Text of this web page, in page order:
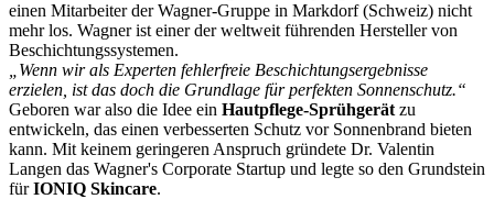
einen Mitarbeiter der Wagner-Gruppe in Markdorf (Schweiz) nicht
mehr los. Wagner ist einer der weltweit führenden Hersteller von
Beschichtungssystemen.
„Wenn wir als Experten fehlerfreie Beschichtungsergebnisse
erzielen, ist das doch die Grundlage für perfekten Sonnenschutz.“
Geboren war also die Idee ein Hautpflege-Sprühgerät zu
entwickeln, das einen verbesserten Schutz vor Sonnenbrand bieten
kann. Mit keinem geringeren Anspruch gründete Dr. Valentin
Langen das Wagner's Corporate Startup und legte so den Grundstein
fürIONIQ Skincare.